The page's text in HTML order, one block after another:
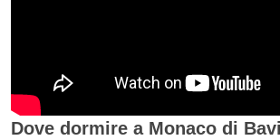
Dove dormire a Monaco di